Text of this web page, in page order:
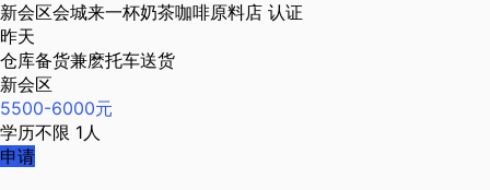
新会区会城来一杯奶茶咖啡原料店 认证
昨天
仓库备货兼麽托车送货
新会区
5500-6000元
学历不限 1人
申请